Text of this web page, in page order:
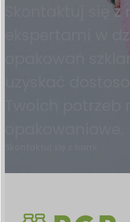
Skontaktuj się
ekspertami w
opakowań
uzyskać
Twoich potrzeb